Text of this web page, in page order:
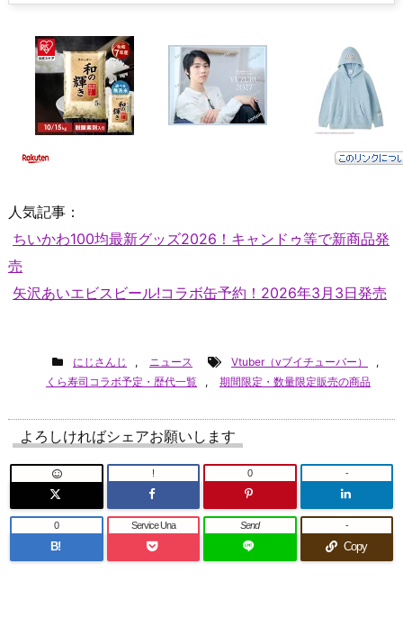
人気記事：
ちいかわ100均最新グッズ2026！キャンドゥ等で新商品発
売
矢沢あいエビスビール!コラボ缶予約！2026年3月3日発売
にじさんじ , ニュース Vtuber（vブイチューバー）
,
くら寿司コラボ予定・歴代一覧
, 期間限定・数量限定販売の商品
よろしければシェアお願いします
! 0 -
B!
0 Service Una Send
Copy
-